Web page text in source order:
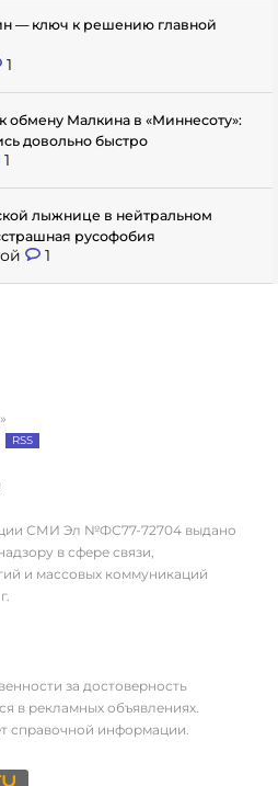
— ключ к решению главной
1
обмену Малкина в «Миннесоту»:
довольно быстро
1
лыжнице в нейтральном
русофобия
1
RSS
СМИ Эл №ФС77-72704 выдано
в сфере связи,
и массовых коммуникаций
за достоверность
в рекламных объявлениях.
справочной информации.